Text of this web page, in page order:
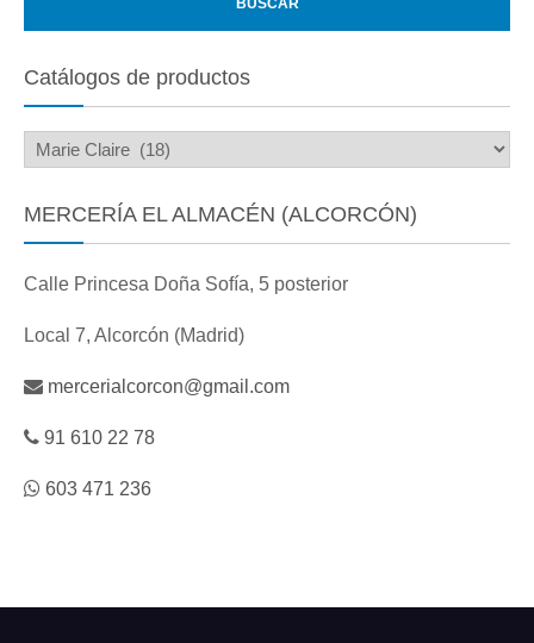
Catálogos de productos
MERCERÍA EL ALMACÉN (ALCORCÓN)
Calle Princesa Doña Sofía, 5 posterior
Local 7, Alcorcón (Madrid)
mercerialcorcon@gmail.com
91 610 22 78
603 471 236